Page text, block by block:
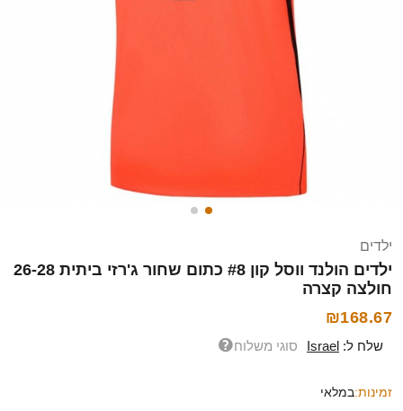
ילדים
ילדים הולנד ווסל קון #8 כתום שחור ג'רזי ביתית 26-28
חולצה קצרה
₪168.67
שלח ל: Israel סוגי משלוח
זמינות:במלאי